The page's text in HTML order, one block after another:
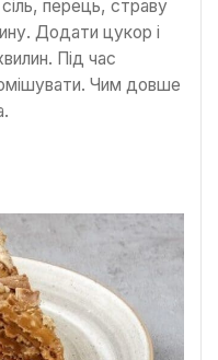
перець, страву
Додати цукор і
Під час
Чим довше